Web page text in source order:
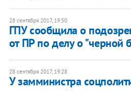
28 сентября 2017, 19:50
ГПУ сообщила о
от ПР по делу о "черной
28 сентября 2017, 19:28
У замминистра